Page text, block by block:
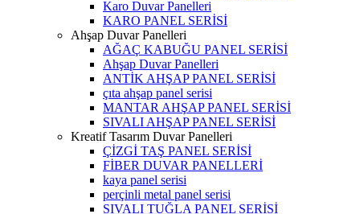
Karo Duvar Panelleri
KARO PANEL SERİSİ
Ahşap Duvar Panelleri
AĞAÇ KABUĞU PANEL SERİSİ
Ahşap Duvar Panelleri
ANTİK AHŞAP PANEL SERİSİ
çıta ahşap panel serisi
MANTAR AHŞAP PANEL SERİSİ
SIVALI AHŞAP PANEL SERİSİ
Kreatif Tasarım Duvar Panelleri
ÇİZGİ TAŞ PANEL SERİSİ
FİBER DUVAR PANELLERİ
kaya panel serisi
perçinli metal panel serisi
SIVALI TUĞLA PANEL SERİSİ